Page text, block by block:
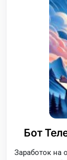
Бот
Заработок на